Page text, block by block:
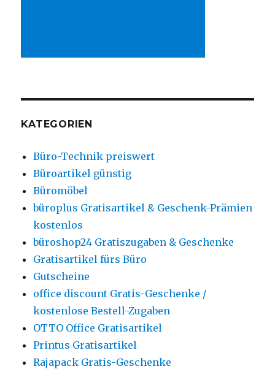
KATEGORIEN
Büro-Technik preiswert
Büroartikel günstig
Büromöbel
büroplus Gratisartikel & Geschenk-Prämien
kostenlos
büroshop24 Gratiszugaben & Geschenke
Gratisartikel fürs Büro
Gutscheine
office discount Gratis-Geschenke /
kostenlose Bestell-Zugaben
OTTO Office Gratisartikel
Printus Gratisartikel
Rajapack Gratis-Geschenke